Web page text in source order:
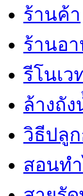
ร้านค้า
ร้านอ
รีโนเว
ล้างถั
วิธีปลู
สอนท